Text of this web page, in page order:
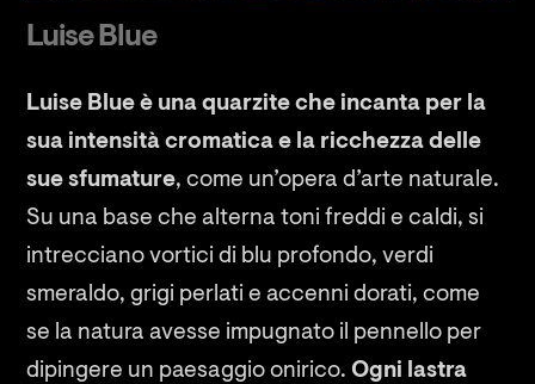
Luise Blue
Luise Blue è una quarzite che incanta per la
sua intensità cromatica e la ricchezza delle
sue sfumature, come un’opera d’arte naturale.
Su una base che alterna toni freddi e caldi, si
intrecciano vortici di blu profondo, verdi
smeraldo, grigi perlati e accenni dorati, come
se la natura avesse impugnato il pennello per
dipingere un paesaggio onirico. Ogni lastra